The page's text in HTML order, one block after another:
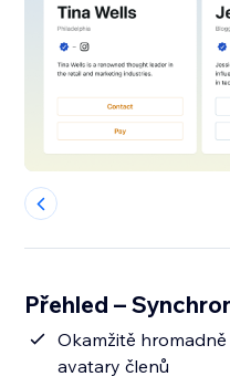
Přehled –
Okamžitě
avatary členů